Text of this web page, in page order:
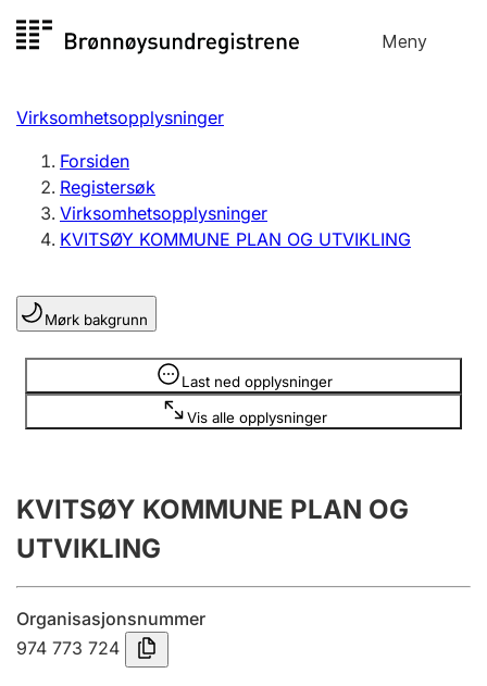
til
Meny
Registersøk
Aksjeselskap
Enkeltpersonforetak
Registrere, endre, slette
Lag og forening
Registrere, endre, slette
Årsregnskap
Innsending og forsinkelsesgebyr
Tinglysing
Virksomhetsopplysninger
Forsiden
Registersøk
Virksomhetsopplysninger
KVITSØY KOMMUNE PLAN OG UTVIKLING
Mørk bakgrunn
Last ned opplysninger
Vis alle opplysninger
Opplysninger er skjult
KVITSØY KOMMUNE PLAN OG
UTVIKLING
Organisasjonsnummer
974 773 724